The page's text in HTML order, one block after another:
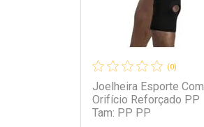
(0)
Joelheira Esporte Com
Orifício Reforçado PP
Tam: PP PP